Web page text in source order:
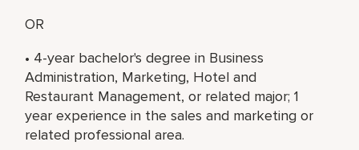
OR
• 4-year bachelor's degree in Business
Administration, Marketing, Hotel and
Restaurant Management, or related major; 1
year experience in the sales and marketing or
related professional area.